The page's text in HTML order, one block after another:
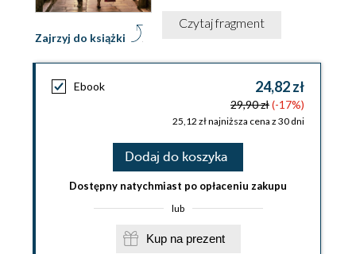
Zajrzyj do książki
Czytaj fragment
Ebook 24,82 zł
29,90 zł(-17%)
25,12 zł najniższa cena z 30 dni
Dodaj do koszyka
Dostępny natychmiast po opłaceniu zakupu
lub
Kup na prezent